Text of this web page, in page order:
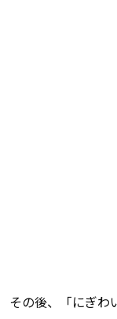
その後、「にぎわ